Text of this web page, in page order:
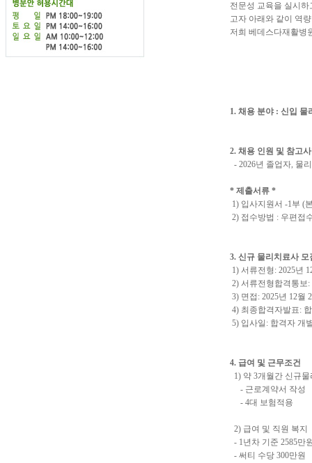
전문성 교육을 실시
고자 아래와 같이 역
저희 베데스다재활병
1. 채용 분야 : 신입 물
2. 채용 인원 및 참고
- 2026년 졸업자, 물
* 제출서류 *
1) 입사지원서 -1부 (
2) 접수방법 : 우편접
3. 신규 물리치료사
1) 서류전형: 2025년
2) 서류전형합격통보
3) 면접: 2025년 12월
4) 최종합격자발표:
5) 입사일: 합격자 개
4. 급여 및 근무조건
1) 약 3개월간 신규
- 근로계약서 작성
- 4대 보험적용
2) 급여 및 직원 복
- 1년차 기준 2585만
- 써티 수당 300만원